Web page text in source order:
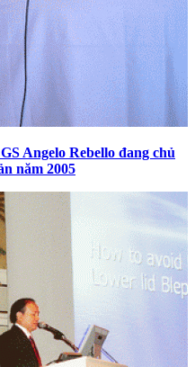
Angelo Rebello đang chủ
năm 2005